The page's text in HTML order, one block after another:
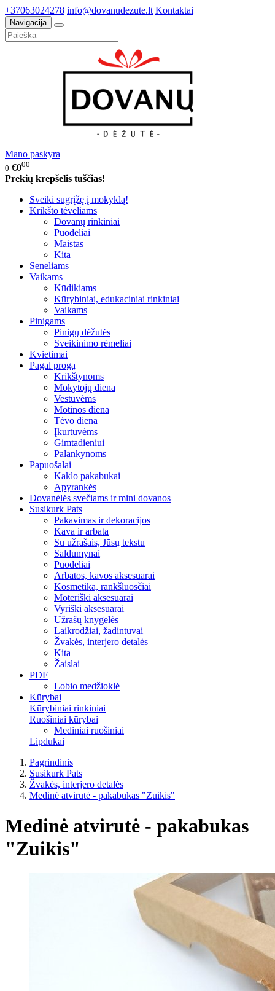
+37063024278 info@dovanudezute.lt Kontaktai
Navigacija
Mano paskyra
0 €000
Prekių krepšelis tuščias!
Sveiki sugrįžę į mokyklą!
Krikšto tėveliams
Dovanų rinkiniai
Puodeliai
Maistas
Kita
Seneliams
Vaikams
Kūdikiams
Kūrybiniai, edukaciniai rinkiniai
Vaikams
Pinigams
Pinigų dėžutės
Sveikinimo rėmeliai
Kvietimai
Pagal progą
Krikštynoms
Mokytojų diena
Vestuvėms
Motinos diena
Tėvo diena
Įkurtuvėms
Gimtadieniui
Palankynoms
Papuošalai
Kaklo pakabukai
Apyrankės
Dovanėlės svečiams ir mini dovanos
Susikurk Pats
Pakavimas ir dekoracijos
Kava ir arbata
Su užrašais, Jūsų tekstu
Saldumynai
Puodeliai
Arbatos, kavos aksesuarai
Kosmetika, rankšluosčiai
Moteriški aksesuarai
Vyriški aksesuarai
Užrašų knygelės
Laikrodžiai, žadintuvai
Žvakės, interjero detalės
Kita
Žaislai
PDF
Lobio medžioklė
Kūrybai
Kūrybiniai rinkiniai
Ruošiniai kūrybai
Mediniai ruošiniai
Lipdukai
Pagrindinis
Susikurk Pats
Žvakės, interjero detalės
Medinė atvirutė - pakabukas "Zuikis"
Medinė atvirutė - pakabukas
"Zuikis"